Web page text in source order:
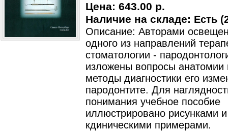
Цена: 643.00 р.
Наличие на складе: Есть
Описание: Авторами
одного из направлений
стоматологии -
изложены вопросы анатомии
методы диагностики его
пародонтите. Для
понимания учебное пособие
иллюстрировано рисунками и
кдиническими примерами.